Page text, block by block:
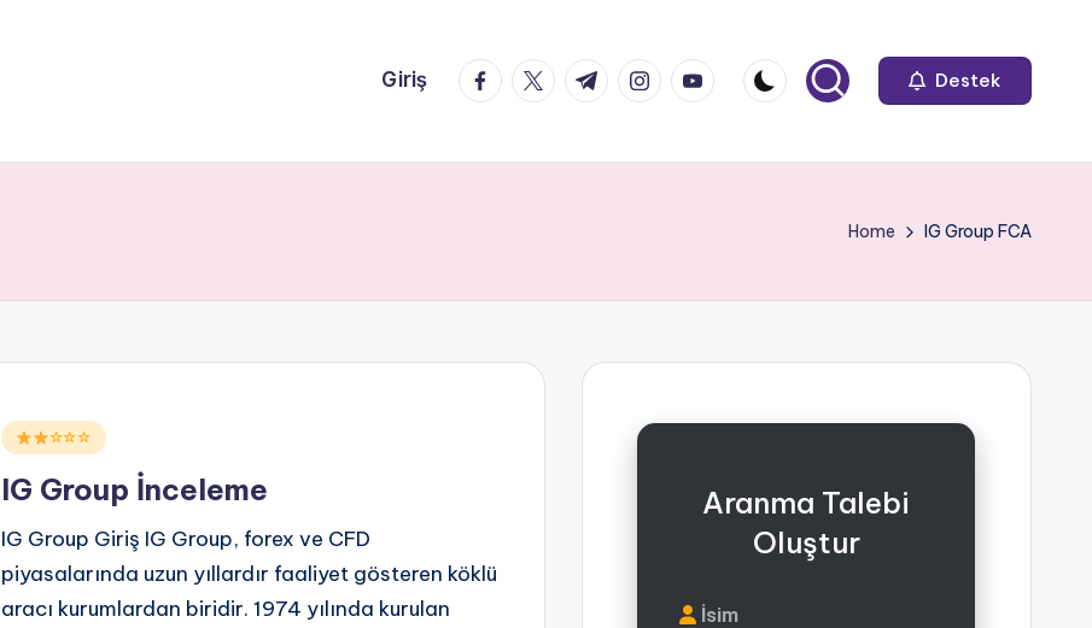
Giriş facebook.com
twitter.com
t.me instagram.com
youtube.com Destek
Home IG Group FCA
Posted☆☆☆
IG Group İnceleme
IG Group Giriş IG Group, forex ve CFD
piyasalarında uzun yıllardır faaliyet gösteren köklü
aracı kurumlardan biridir. 1974 yılında kurulan
Aranma Talebi
Oluştur
İsim